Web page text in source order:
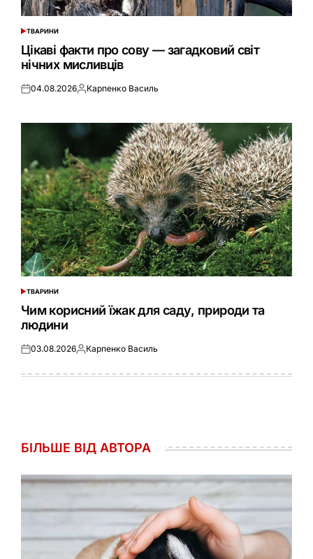
ОПУБЛІКУВАТИ
У
ТВАРИНИ
Цікаві факти про сову — загадковий світ
нічних мисливців
Оприлюднено
04.08.2026Опубліковано
Карпенко Василь
ОПУБЛІКУВАТИ
У
ТВАРИНИ
Чим корисний їжак для саду, природи та
людини
Оприлюднено
03.08.2026Опубліковано
Карпенко Василь
БІЛЬШЕ ВІД АВТОРА